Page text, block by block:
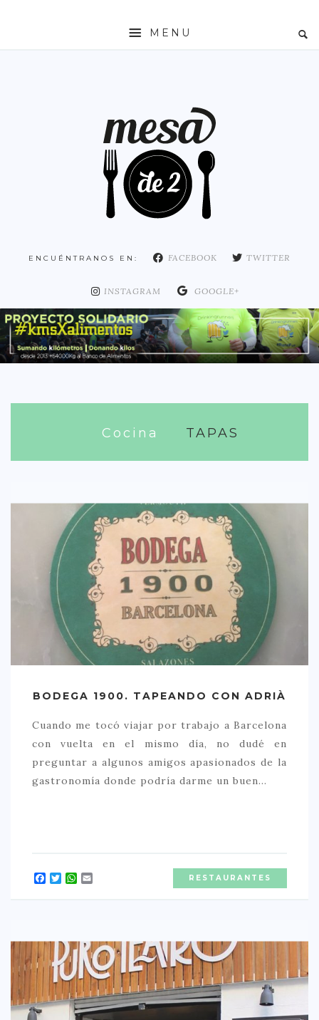
MENU
COMUNIDAD DE MADRID
DISTRITO ARGANZUELA
DISTRITO CHAMARTÍN
DISTRITO CHAMBERÍ
DISTRITO HORTALEZA
DISTRITO RETIRO
DISTRITO SALAMANCA
TIPO DE COMIDA
AMERICANA
ASIÁTICA
CARNES
CREATIVA
FUSIÓN
INDIA
ITALIANA
TRADICIONAL
25 – 50 €
> 50 €
NUESTROS FAVORITOS
ENCUÉNTRANOS EN: FACEBOOK TWITTER
INSTAGRAM GOOGLE+
Cocina TAPAS
BODEGA 1900. TAPEANDO CON ADRIÀ
Cuando me tocó viajar por trabajo a Barcelona
con vuelta en el mismo día, no dudé en
preguntar a algunos amigos apasionados de la
gastronomía donde podría darme un buen…
Facebook
Twitter
WhatsApp RESTAURANTES